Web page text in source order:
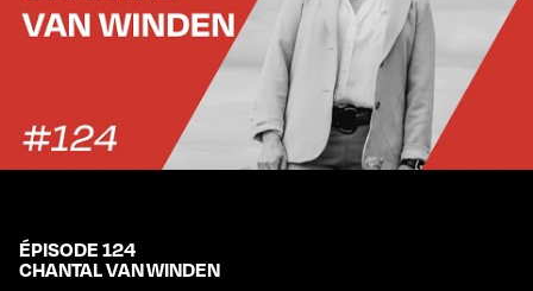
ÉPISODE 124
CHANTAL VAN WINDEN